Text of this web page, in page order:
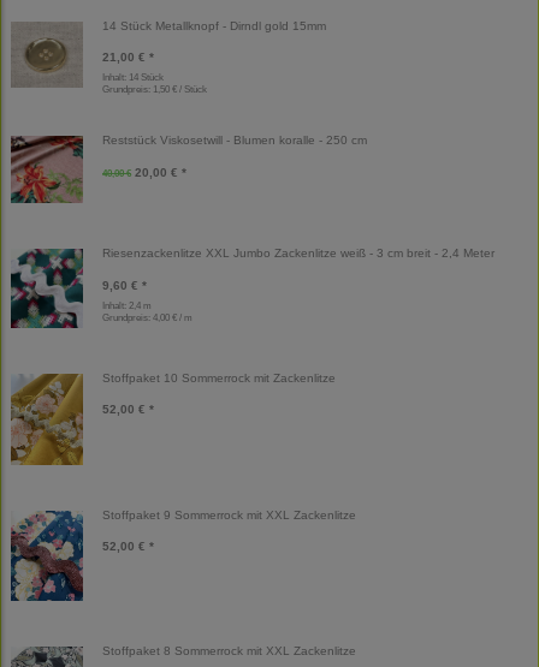
14 Stück Metallknopf - Dirndl gold 15mm
21,00 € *
Inhalt: 14 Stück
Grundpreis: 1,50 € / Stück
Reststück Viskosetwill - Blumen koralle - 250 cm
40,00 € 20,00 € *
Riesenzackenlitze XXL Jumbo Zackenlitze weiß - 3 cm breit - 2,4 Meter
9,60 € *
Inhalt: 2,4 m
Grundpreis: 4,00 € / m
Stoffpaket 10 Sommerrock mit Zackenlitze
52,00 € *
Stoffpaket 9 Sommerrock mit XXL Zackenlitze
52,00 € *
Stoffpaket 8 Sommerrock mit XXL Zackenlitze